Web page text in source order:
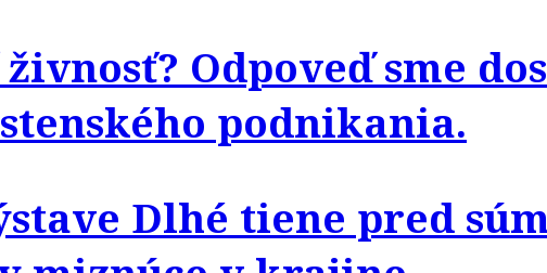
Odpoveď sme
podnikania.
Dlhé tiene pred